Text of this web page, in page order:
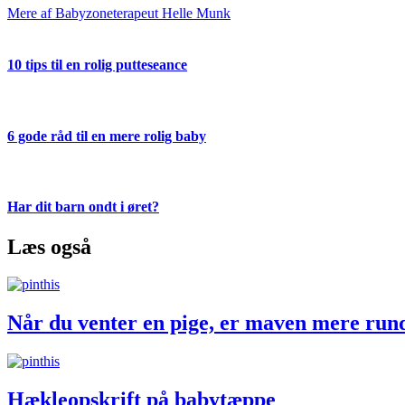
Mere af Babyzoneterapeut Helle Munk
10 tips til en rolig putteseance
6 gode råd til en mere rolig baby
Har dit barn ondt i øret?
Læs også
Når du venter en pige, er maven mere
Hækleopskrift på babytæppe